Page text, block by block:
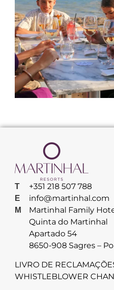
T
E
M
+351 218 507 788
info@martinhal.com
Martinhal Family
Quinta do Martinhal
Apartado 54
8650-908 Sagres –
LIVRO DE
WHISTLEBLOWER